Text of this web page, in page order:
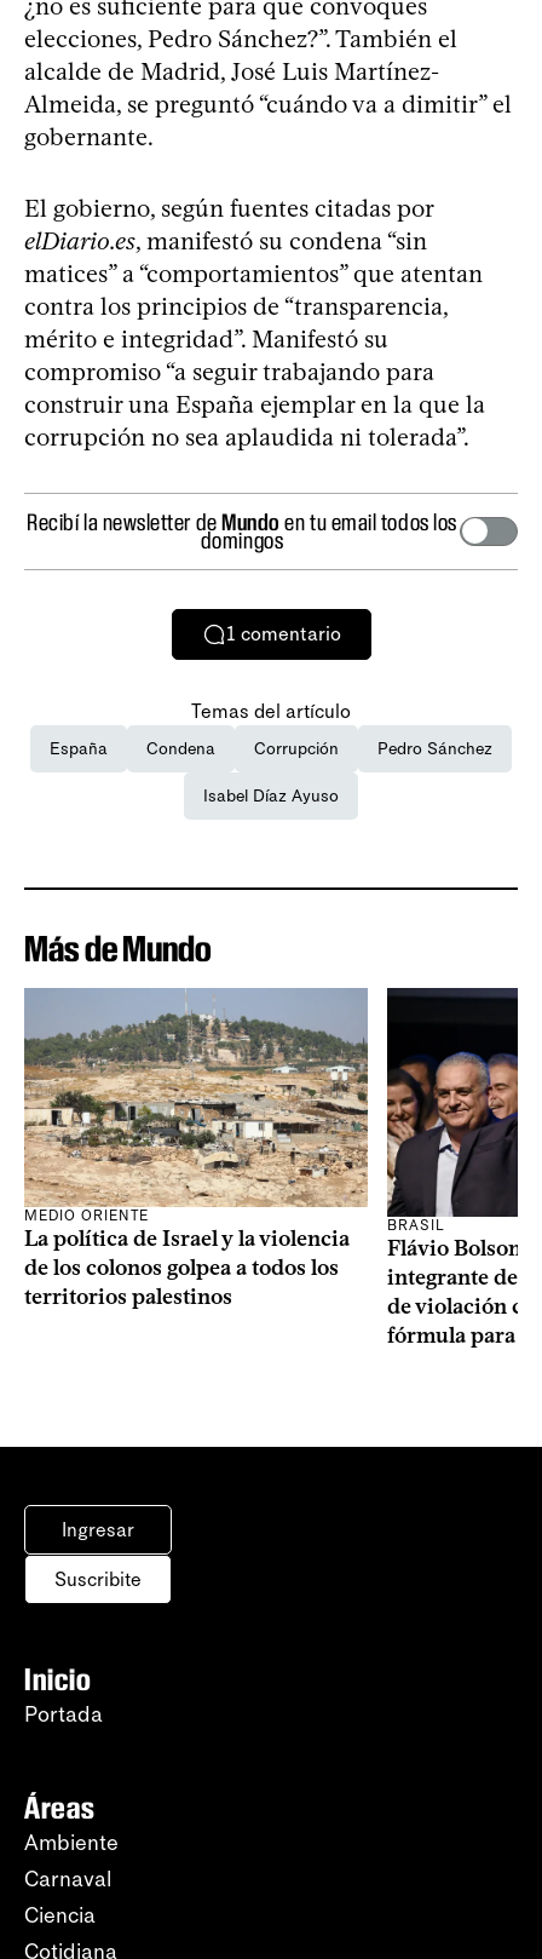
elecciones, Pedro Sánchez?”. También el
alcalde de Madrid, José Luis Martínez-
Almeida, se preguntó “cuándo va a dimitir” el
gobernante.
El gobierno, según fuentes citadas por
elDiario.es, manifestó su condena “sin
matices” a “comportamientos” que atentan
contra los principios de “transparencia,
mérito e integridad”. Manifestó su
compromiso “a seguir trabajando para
construir una España ejemplar en la que la
corrupción no sea aplaudida ni tolerada”.
Recibí la newsletter deMundo en tu email todos los
domingos
1 comentario
Temas del artículo
España Condena Corrupción Pedro Sánchez
Isabel Díaz Ayuso
Más de Mundo
MEDIO ORIENTE
La política de Israel y la violencia
de los colonos golpea a todos los
territorios palestinos
BRASIL
Flávio
integrante de
de violación
fórmula para
Ingresar
Suscribite
Inicio
Portada
Áreas
Ambiente
Carnaval
Ciencia
Cotidiana